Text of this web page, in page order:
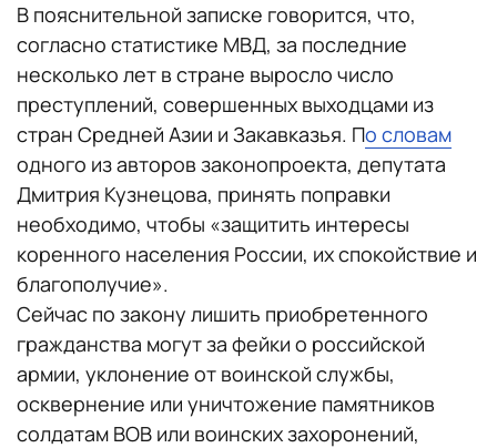
В пояснительной записке говорится, что,
согласно статистике МВД, за последние
несколько лет в стране выросло число
преступлений, совершенных выходцами из
стран Средней Азии и Закавказья. По словам
одного из авторов законопроекта, депутата
Дмитрия Кузнецова, принять поправки
необходимо, чтобы «защитить интересы
коренного населения России, их спокойствие и
благополучие».
Сейчас по закону лишить приобретенного
гражданства могут за фейки о российской
армии, уклонение от воинской службы,
осквернение или уничтожение памятников
солдатам ВОВ или воинских захоронений,